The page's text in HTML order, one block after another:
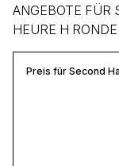
ANGEBOTE FÜR
HEURE H RONDE
Preis für Second